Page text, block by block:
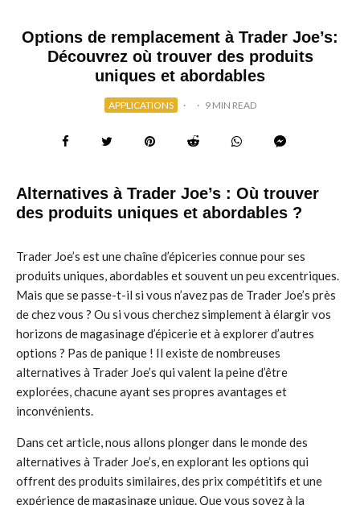
Options de remplacement à Trader Joe’s:
Découvrez où trouver des produits
uniques et abordables
APPLICATIONS · · 9 MIN READ
Alternatives à Trader Joe’s : Où trouver
des produits uniques et abordables ?
Trader Joe’s est une chaîne d’épiceries connue pour ses
produits uniques, abordables et souvent un peu excentriques.
Mais que se passe-t-il si vous n’avez pas de Trader Joe’s près
de chez vous ? Ou si vous cherchez simplement à élargir vos
horizons de magasinage d’épicerie et à explorer d’autres
options ? Pas de panique ! Il existe de nombreuses
alternatives à Trader Joe’s qui valent la peine d’être
explorées, chacune ayant ses propres avantages et
inconvénients.
Dans cet article, nous allons plonger dans le monde des
alternatives à Trader Joe’s, en explorant les options qui
offrent des produits similaires, des prix compétitifs et une
expérience de magasinage unique. Que vous soyez à la